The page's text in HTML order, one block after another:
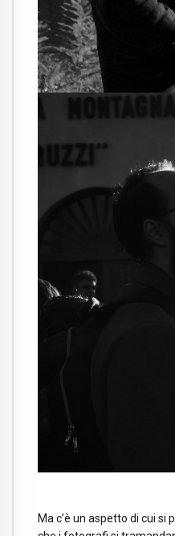
Ma c’è un aspetto di cui si